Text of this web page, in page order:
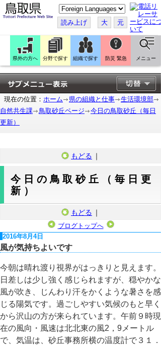
こ
の
ペ
ー
ジ
翻
訳
す
る
読み上げ 大 元
県外の方へ 分野で探す 組織で探す 防災 緊急 メニュー
現在の位置： ホーム 県の組織と仕事
生活環境部
自然共生課
鳥取砂丘ページ
今日の鳥取砂丘（毎日
更新）
もどる ｜
今日の鳥取砂丘（毎日更
新）
もどる ｜
ブログトップへ
2016年8月4日
風が気持ちよいです
今朝は晴れ渡り視界がはっきりと見えます。
日差しは少し強く感じられますが、穏やかな
風が吹き、じんわり汗をかくような暑さを感
じる陽気です。過ごしやすい気候のもと早く
から沢山の方が来られています。午前９時現
在の風向・風速は北北東の風2，9メートル
で、気温は、砂丘事務所横の温度計で３１．